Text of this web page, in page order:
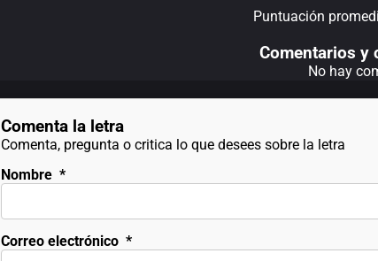
Puntuación
Comentarios y
No hay
Comenta la letra
Comenta, pregunta o critica lo que desees sobre la letra
Nombre *
Correo electrónico *